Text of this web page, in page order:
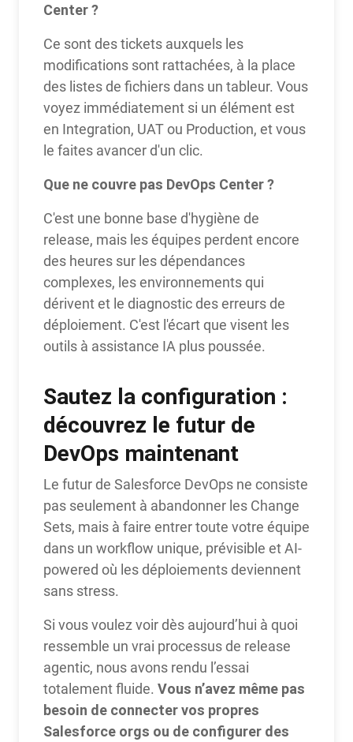
Center ?
Ce sont des tickets auxquels les
modifications sont rattachées, à la place
des listes de fichiers dans un tableur. Vous
voyez immédiatement si un élément est
en Integration, UAT ou Production, et vous
le faites avancer d'un clic.
Que ne couvre pas DevOps Center ?
C'est une bonne base d'hygiène de
release, mais les équipes perdent encore
des heures sur les dépendances
complexes, les environnements qui
dérivent et le diagnostic des erreurs de
déploiement. C'est l'écart que visent les
outils à assistance IA plus poussée.
Sautez la configuration :
découvrez le futur de
DevOps maintenant
Le futur de Salesforce DevOps ne consiste
pas seulement à abandonner les Change
Sets, mais à faire entrer toute votre équipe
dans un workflow unique, prévisible et AI-
powered où les déploiements deviennent
sans stress.
Si vous voulez voir dès aujourd’hui à quoi
ressemble un vrai processus de release
agentic, nous avons rendu l’essai
totalement fluide. Vous n’avez même pas
besoin de connecter vos propres
Salesforce orgs ou de configurer des